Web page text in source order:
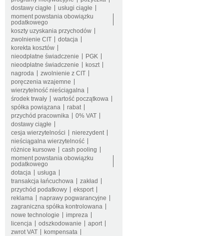
dostawy ciągłe
usługi ciągłe
moment powstania obowiązku
podatkowego
koszty uzyskania przychodów
zwolnienie CIT
dotacja
korekta kosztów
nieodpłatne świadczenie
PGK
nieodpłatne świadczenie
koszt
nagroda
zwolnienie z CIT
poręczenia wzajemne
wierzytelność nieściągalna
środek trwały
wartość początkowa
spółka powiązana
rabat
przychód pracownika
0% VAT
dostawy ciągłe
cesja wierzytelności
nierezydent
nieściągalna wierzytelność
różnice kursowe
cash pooling
moment powstania obowiązku
podatkowego
dotacja
usługa
transakcja łańcuchowa
zakład
przychód podatkowy
eksport
reklama
naprawy pogwarancyjne
zagraniczna spółka kontrolowana
nowe technologie
impreza
licencja
odszkodowanie
aport
zwrot VAT
kompensata